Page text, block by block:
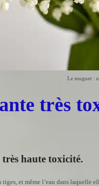
Le muguet :
très
très haute toxicité.
tiges, et même l’eau dans